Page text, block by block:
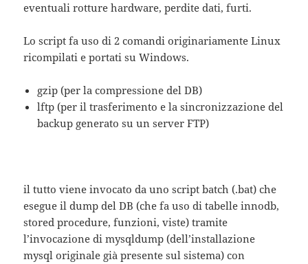
eventuali rotture hardware, perdite dati, furti.
Lo script fa uso di 2 comandi originariamente Linux
ricompilati e portati su Windows.
gzip (per la compressione del DB)
lftp (per il trasferimento e la sincronizzazione del
backup generato su un server FTP)
il tutto viene invocato da uno script batch (.bat) che
esegue il dump del DB (che fa uso di tabelle innodb,
stored procedure, funzioni, viste) tramite
l’invocazione di mysqldump (dell’installazione
mysql originale già presente sul sistema) con